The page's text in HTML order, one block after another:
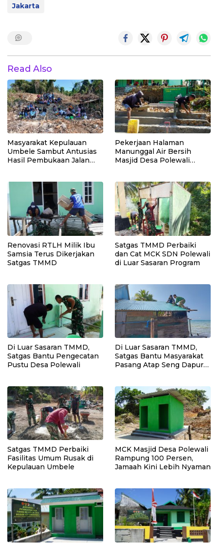
Jakarta
Read Also
Masyarakat Kepulauan
Umbele Sambut Antusias
Hasil Pembukaan Jalan
Pekerjaan Halaman
Manunggal Air Bersih
Masjid Desa Polewali
Renovasi RTLH Milik Ibu
Samsia Terus Dikerjakan
Satgas TMMD
Satgas TMMD Perbaiki
dan Cat MCK SDN Polewali
di Luar Sasaran Program
Di Luar Sasaran TMMD,
Satgas Bantu Pengecatan
Pustu Desa Polewali
Di Luar Sasaran TMMD,
Satgas Bantu Masyarakat
Pasang Atap Seng Dapur
Satgas TMMD Perbaiki
Fasilitas Umum Rusak di
Kepulauan Umbele
MCK Masjid Desa Polewali
Rampung 100 Persen,
Jamaah Kini Lebih Nyaman